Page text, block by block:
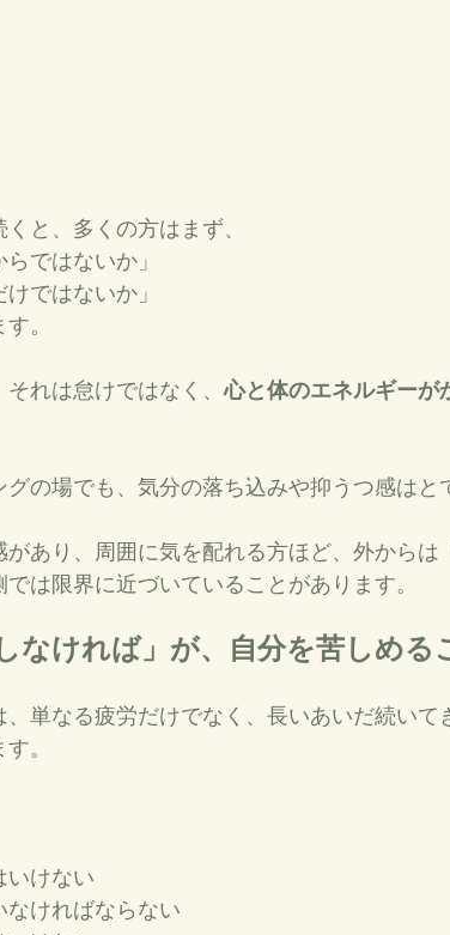
と、多くの方はまず、
ではないか」
ではないか」
。
それは怠けではなく、心と体のエネルギーが
グの場でも、気分の落ち込みや抑うつ感は
があり、周囲に気を配れる方ほど、外から
は限界に近づいていることがあります。
なければ」が、自分を苦しめる
単なる疲労だけでなく、長いあいだ続いて
。
いけない
なければならない